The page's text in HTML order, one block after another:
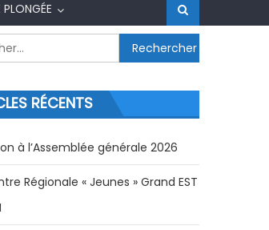
PLONGÉE
:
RÉCENTS
à l’Assemblée générale 2026
Régionale « Jeunes » Grand EST